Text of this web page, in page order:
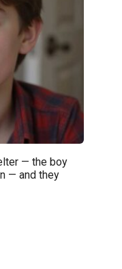
— the boy
— and they